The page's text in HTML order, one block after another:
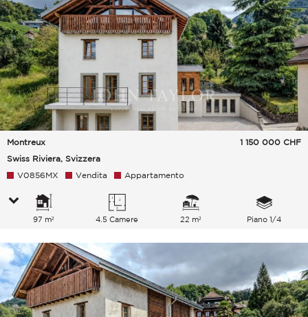
Montreux
Swiss Riviera, Svizzera
1 150 000 CHF
V0856MX Vendita Appartamento
97 m² 4.5 Camere 22 m² Piano 1/4